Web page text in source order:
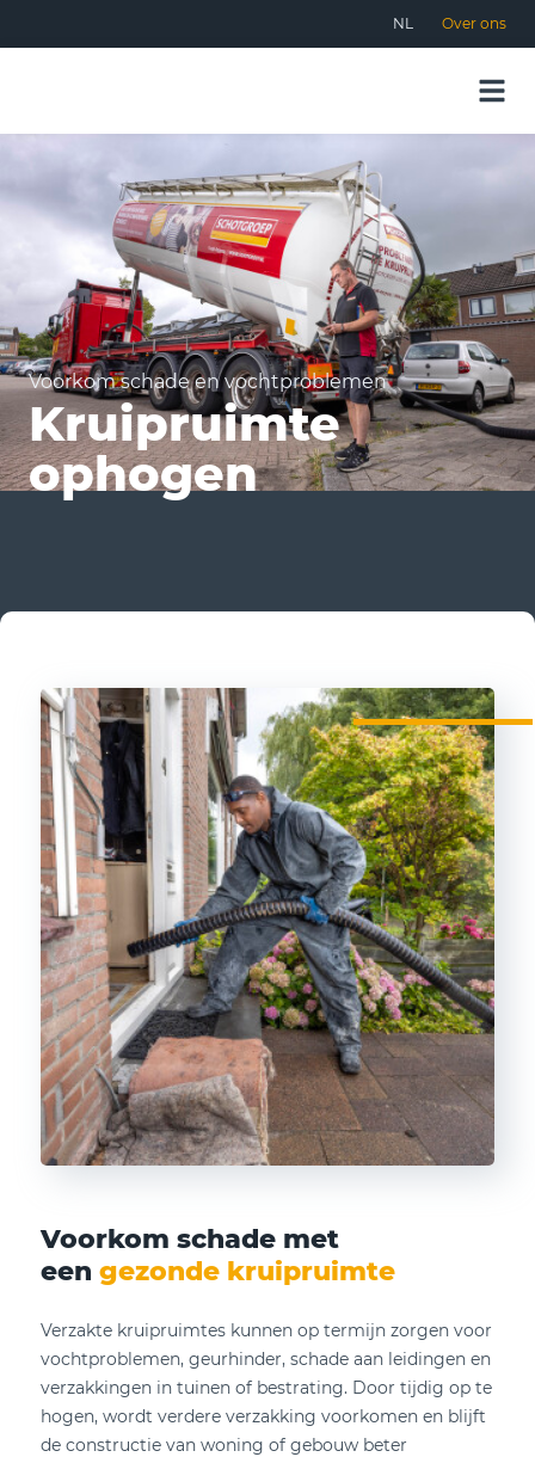
NL Over ons
Voorkom schade en vochtproblemen
Kruipruimte
ophogen
Voorkom schade met
een gezonde kruipruimte
Verzakte kruipruimtes kunnen op termijn zorgen voor
vochtproblemen, geurhinder, schade aan leidingen en
verzakkingen in tuinen of bestrating. Door tijdig op te
hogen, wordt verdere verzakking voorkomen en blijft
de constructie van woning of gebouw beter